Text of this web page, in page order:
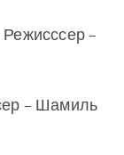
–
– Шамиль